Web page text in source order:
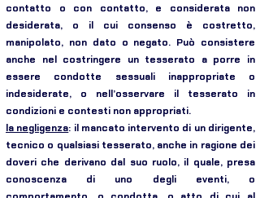
contatto o con contatto, e considerata non
desiderata, o il cui consenso è costretto,
manipolato, non dato o negato. Può consistere
anche nel costringere un tesserato a porre in
essere condotte sessuali inappropriate o
indesiderate, o nell’osservare il tesserato in
condizioni e contesti non appropriati.
la negligenza: il mancato intervento di un dirigente,
tecnico o qualsiasi tesserato, anche in ragione dei
doveri che derivano dal suo ruolo, il quale, presa
conoscenza di uno degli eventi, o